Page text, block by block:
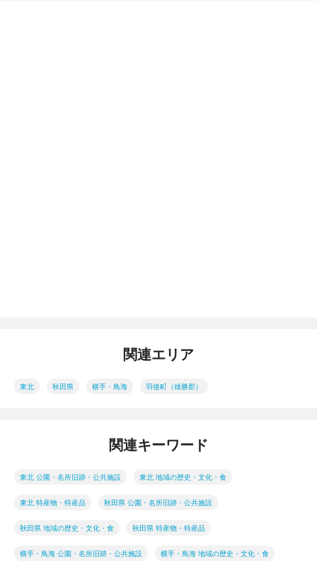
関連エリア
東北 秋田県 横手・鳥海 羽後町（雄勝郡）
関連キーワード
東北 公園・名所旧跡・公共施設 東北 地域の歴史・文化・食
東北 特産物・特産品 秋田県 公園・名所旧跡・公共施設
秋田県 地域の歴史・文化・食 秋田県 特産物・特産品
横手・鳥海 公園・名所旧跡・公共施設 横手・鳥海 地域の歴史・文化・食